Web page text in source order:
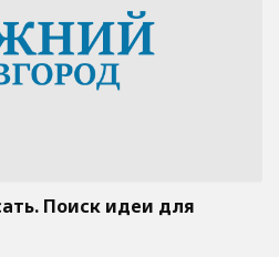
Поиск идеи для